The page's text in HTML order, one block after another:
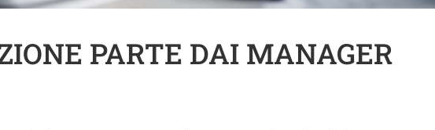
PARTE DAI MANAGER